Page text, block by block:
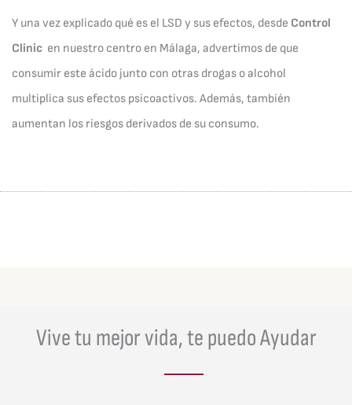
Y una vez explicado qué es el LSD y sus efectos, desde Control
Clinic en nuestro centro en Málaga, advertimos de que
consumir este ácido junto con otras drogas o alcohol
multiplica sus efectos psicoactivos. Además, también
aumentan los riesgos derivados de su consumo.
Vive tu mejor vida, te puedo Ayudar